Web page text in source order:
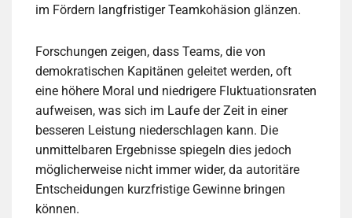
im Fördern langfristiger Teamkohäsion glänzen.
Forschungen zeigen, dass Teams, die von
demokratischen Kapitänen geleitet werden, oft
eine höhere Moral und niedrigere Fluktuationsraten
aufweisen, was sich im Laufe der Zeit in einer
besseren Leistung niederschlagen kann. Die
unmittelbaren Ergebnisse spiegeln dies jedoch
möglicherweise nicht immer wider, da autoritäre
Entscheidungen kurzfristige Gewinne bringen
können.